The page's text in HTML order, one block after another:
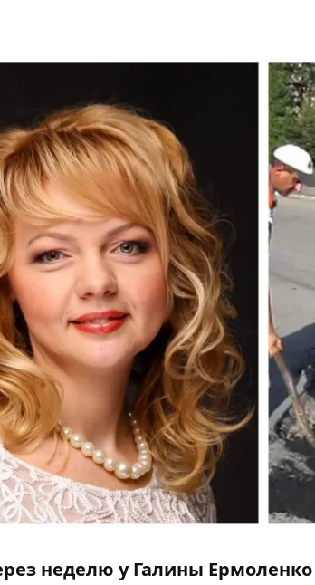
неделю у Галины